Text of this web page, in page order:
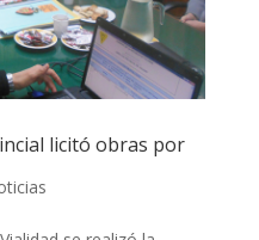
licitó obras por